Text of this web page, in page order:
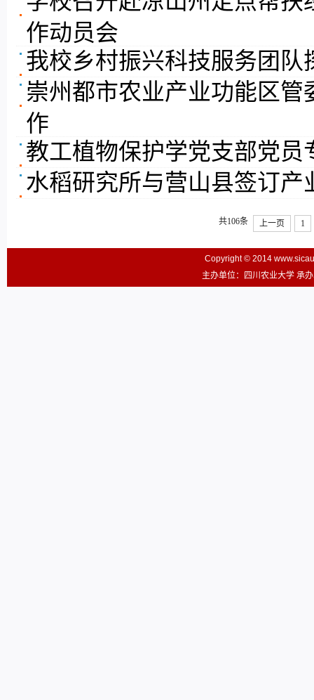
作动员会
我校乡村振兴科技服务团
崇州都市农业产业功能区
作
教工植物保护学党支部党
水稻研究所与营山县签订产
共106条 上一页 1
Copyright © 2014
主办单位：四川农业大学 承